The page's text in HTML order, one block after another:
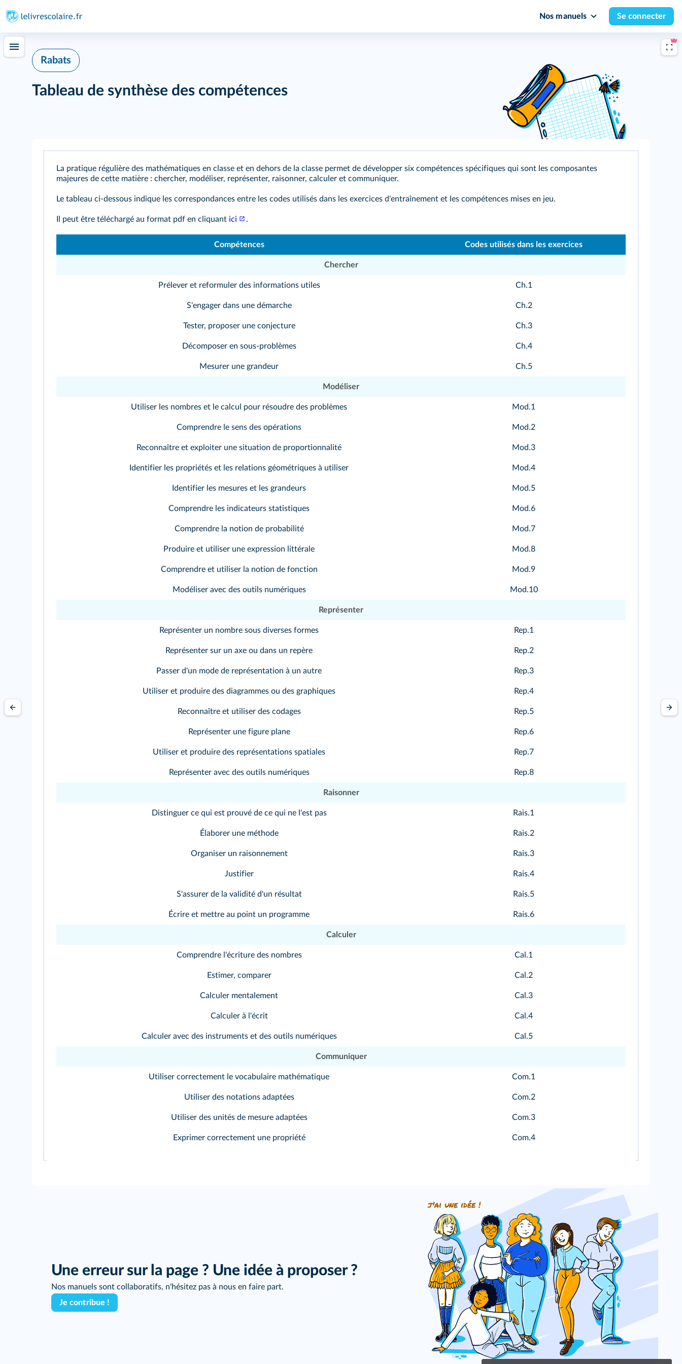
Nos manuels Se connecter
Rabats
Tableau de synthèse des compétences
La pratique régulière des mathématiques en classe et en dehors de la classe permet de développer six compétences spécifiques qui sont les composantes
majeures de cette matière : chercher, modéliser, représenter, raisonner, calculer et communiquer.
Le tableau ci-dessous indique les correspondances entre les codes utilisés dans les exercices d'entraînement et les compétences mises en jeu.
Il peut être téléchargé au format pdf en cliquant ici .
Compétences Codes utilisés dans les exercices
Chercher
Prélever et reformuler des informations utiles Ch.1
S'engager dans une démarche Ch.2
Tester, proposer une conjecture Ch.3
Décomposer en sous-problèmes Ch.4
Mesurer une grandeur Ch.5
Modéliser
Utiliser les nombres et le calcul pour résoudre des problèmes Mod.1
Comprendre le sens des opérations Mod.2
Reconnaître et exploiter une situation de proportionnalité Mod.3
Identifier les propriétés et les relations géométriques à utiliser Mod.4
Identifier les mesures et les grandeurs Mod.5
Comprendre les indicateurs statistiques Mod.6
Comprendre la notion de probabilité Mod.7
Produire et utiliser une expression littérale Mod.8
Comprendre et utiliser la notion de fonction Mod.9
Modéliser avec des outils numériques Mod.10
Représenter
Représenter un nombre sous diverses formes Rep.1
Représenter sur un axe ou dans un repère Rep.2
Passer d'un mode de représentation à un autre Rep.3
Utiliser et produire des diagrammes ou des graphiques Rep.4
Reconnaître et utiliser des codages Rep.5
Représenter une figure plane Rep.6
Utiliser et produire des représentations spatiales Rep.7
Représenter avec des outils numériques Rep.8
Raisonner
Distinguer ce qui est prouvé de ce qui ne l'est pas Rais.1
Élaborer une méthode Rais.2
Organiser un raisonnement Rais.3
Justifier Rais.4
S'assurer de la validité d'un résultat Rais.5
Écrire et mettre au point un programme Rais.6
Calculer
Comprendre l'écriture des nombres Cal.1
Estimer, comparer Cal.2
Calculer mentalement Cal.3
Calculer à l'écrit Cal.4
Calculer avec des instruments et des outils numériques Cal.5
Communiquer
Utiliser correctement le vocabulaire mathématique Com.1
Utiliser des notations adaptées Com.2
Utiliser des unités de mesure adaptées Com.3
Exprimer correctement une propriété Com.4
Une erreur sur la page ? Une idée à proposer ?
Nos manuels sont collaboratifs, n'hésitez pas à nous en faire part.
Je contribue !
j'ai une idée !